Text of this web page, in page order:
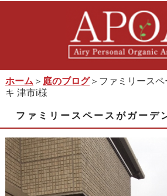
ホーム ＞ 庭のブログ＞ファミリース
キ 津市i様
ファミリースペースがガーデ